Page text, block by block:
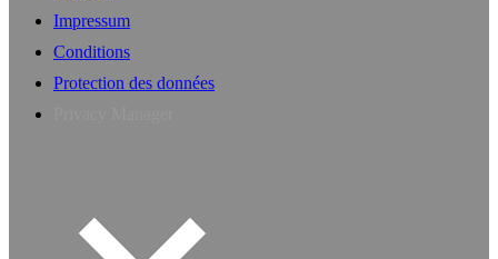
Impressum
Conditions
Protection des données